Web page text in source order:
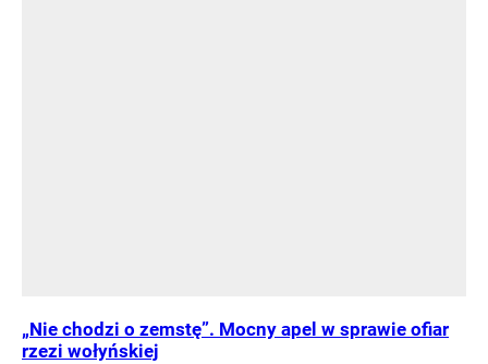
„Nie chodzi o zemstę”. Mocny apel w sprawie ofiar
rzezi wołyńskiej